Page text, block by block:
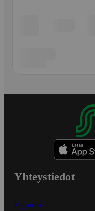
Yhteystiedot
Myymälät